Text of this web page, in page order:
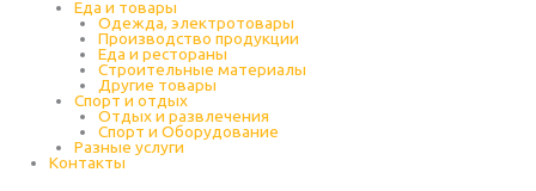
Еда и товары
Одежда, электротовары
Производство продукции
Еда и рестораны
Строительные материалы
Другие товары
Спорт и отдых
Отдых и развлечения
Спорт и Оборудование
Разные услуги
Контакты